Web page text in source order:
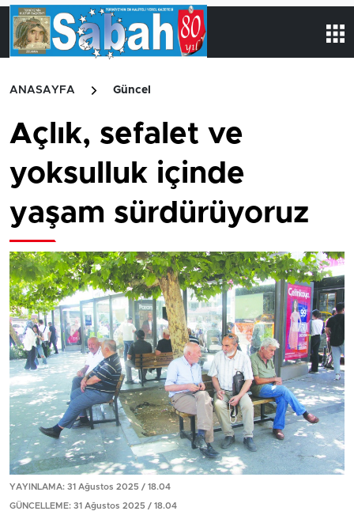
ANASAYFA Güncel
Açlık, sefalet ve
yoksulluk içinde
yaşam sürdürüyoruz
YAYINLAMA: 31 Ağustos 2025 / 18.04
GÜNCELLEME: 31 Ağustos 2025 / 18.04